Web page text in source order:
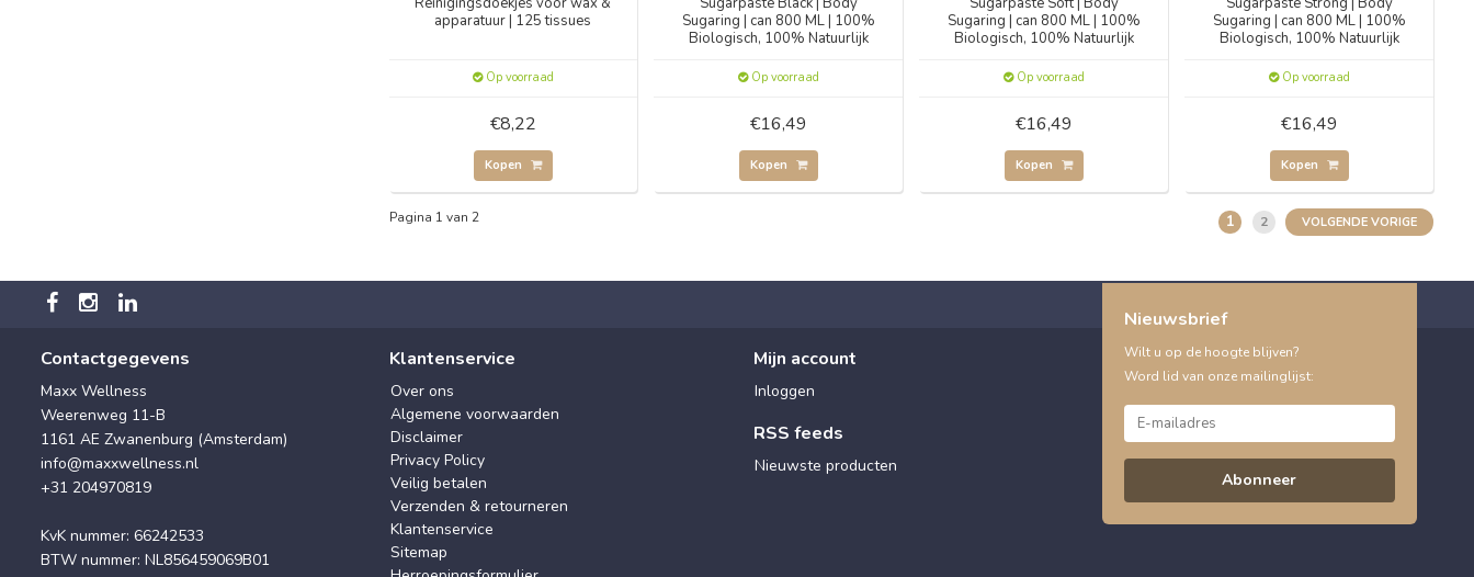
apparatuur | 125 tissues
Op voorraad
€8,22
Kopen
Sugaring | can 800 ML | 100%
Biologisch, 100% Natuurlijk
Op voorraad
€16,49
Kopen
Sugaring | can 800 ML | 100%
Biologisch, 100% Natuurlijk
Op voorraad
€16,49
Kopen
Sugaring | can 800 ML | 100%
Biologisch, 100% Natuurlijk
Op voorraad
€16,49
Kopen
Pagina 1 van 2 1 2 VOLGENDE VORIGE
Contactgegevens
Maxx Wellness
Weerenweg 11-B
1161 AE Zwanenburg (Amsterdam)
info@maxxwellness.nl
+31 204970819
KvK nummer: 66242533
BTW nummer: NL856459069B01
Klantenservice
Over ons
Algemene voorwaarden
Disclaimer
Privacy Policy
Veilig betalen
Verzenden & retourneren
Klantenservice
Sitemap
Mijn account
Inloggen
RSS feeds
Nieuwste producten
Nieuwsbrief
Wilt u op de hoogte blijven?
Word lid van onze mailinglijst:
Abonneer